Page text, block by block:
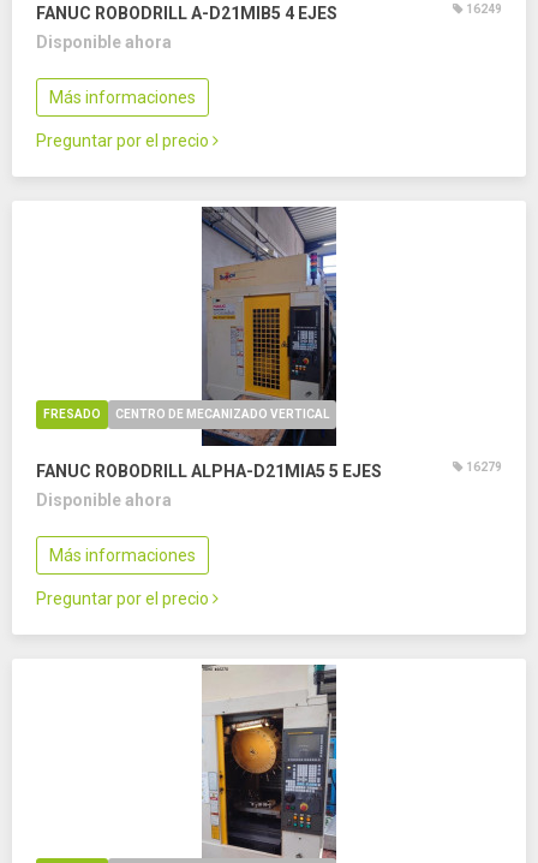
FANUC ROBODRILL Α-D21MIB5 4 EJES 16249
Disponible ahora
Más informaciones
Preguntar por el precio
FRESADO CENTRO DE MECANIZADO VERTICAL
FANUC ROBODRILL ALPHA-D21MIA5 5 EJES 16279
Disponible ahora
Más informaciones
Preguntar por el precio